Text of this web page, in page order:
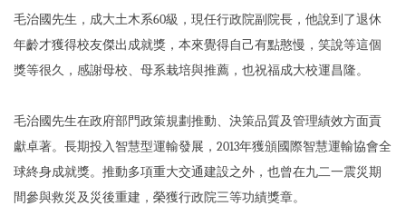
毛治國先生，成大土木系60級，現任行政院副院長，他說到了退休
年齡才獲得校友傑出成就獎，本來覺得自己有點憨慢，笑說等這個
獎等很久，感謝母校、母系栽培與推薦，也祝福成大校運昌隆。
毛治國先生在政府部門政策規劃推動、決策品質及管理績效方面貢
獻卓著。長期投入智慧型運輸發展，2013年獲頒國際智慧運輸協會全
球終身成就獎。推動多項重大交通建設之外，也曾在九二一震災期
間參與救災及災後重建，榮獲行政院三等功績獎章。